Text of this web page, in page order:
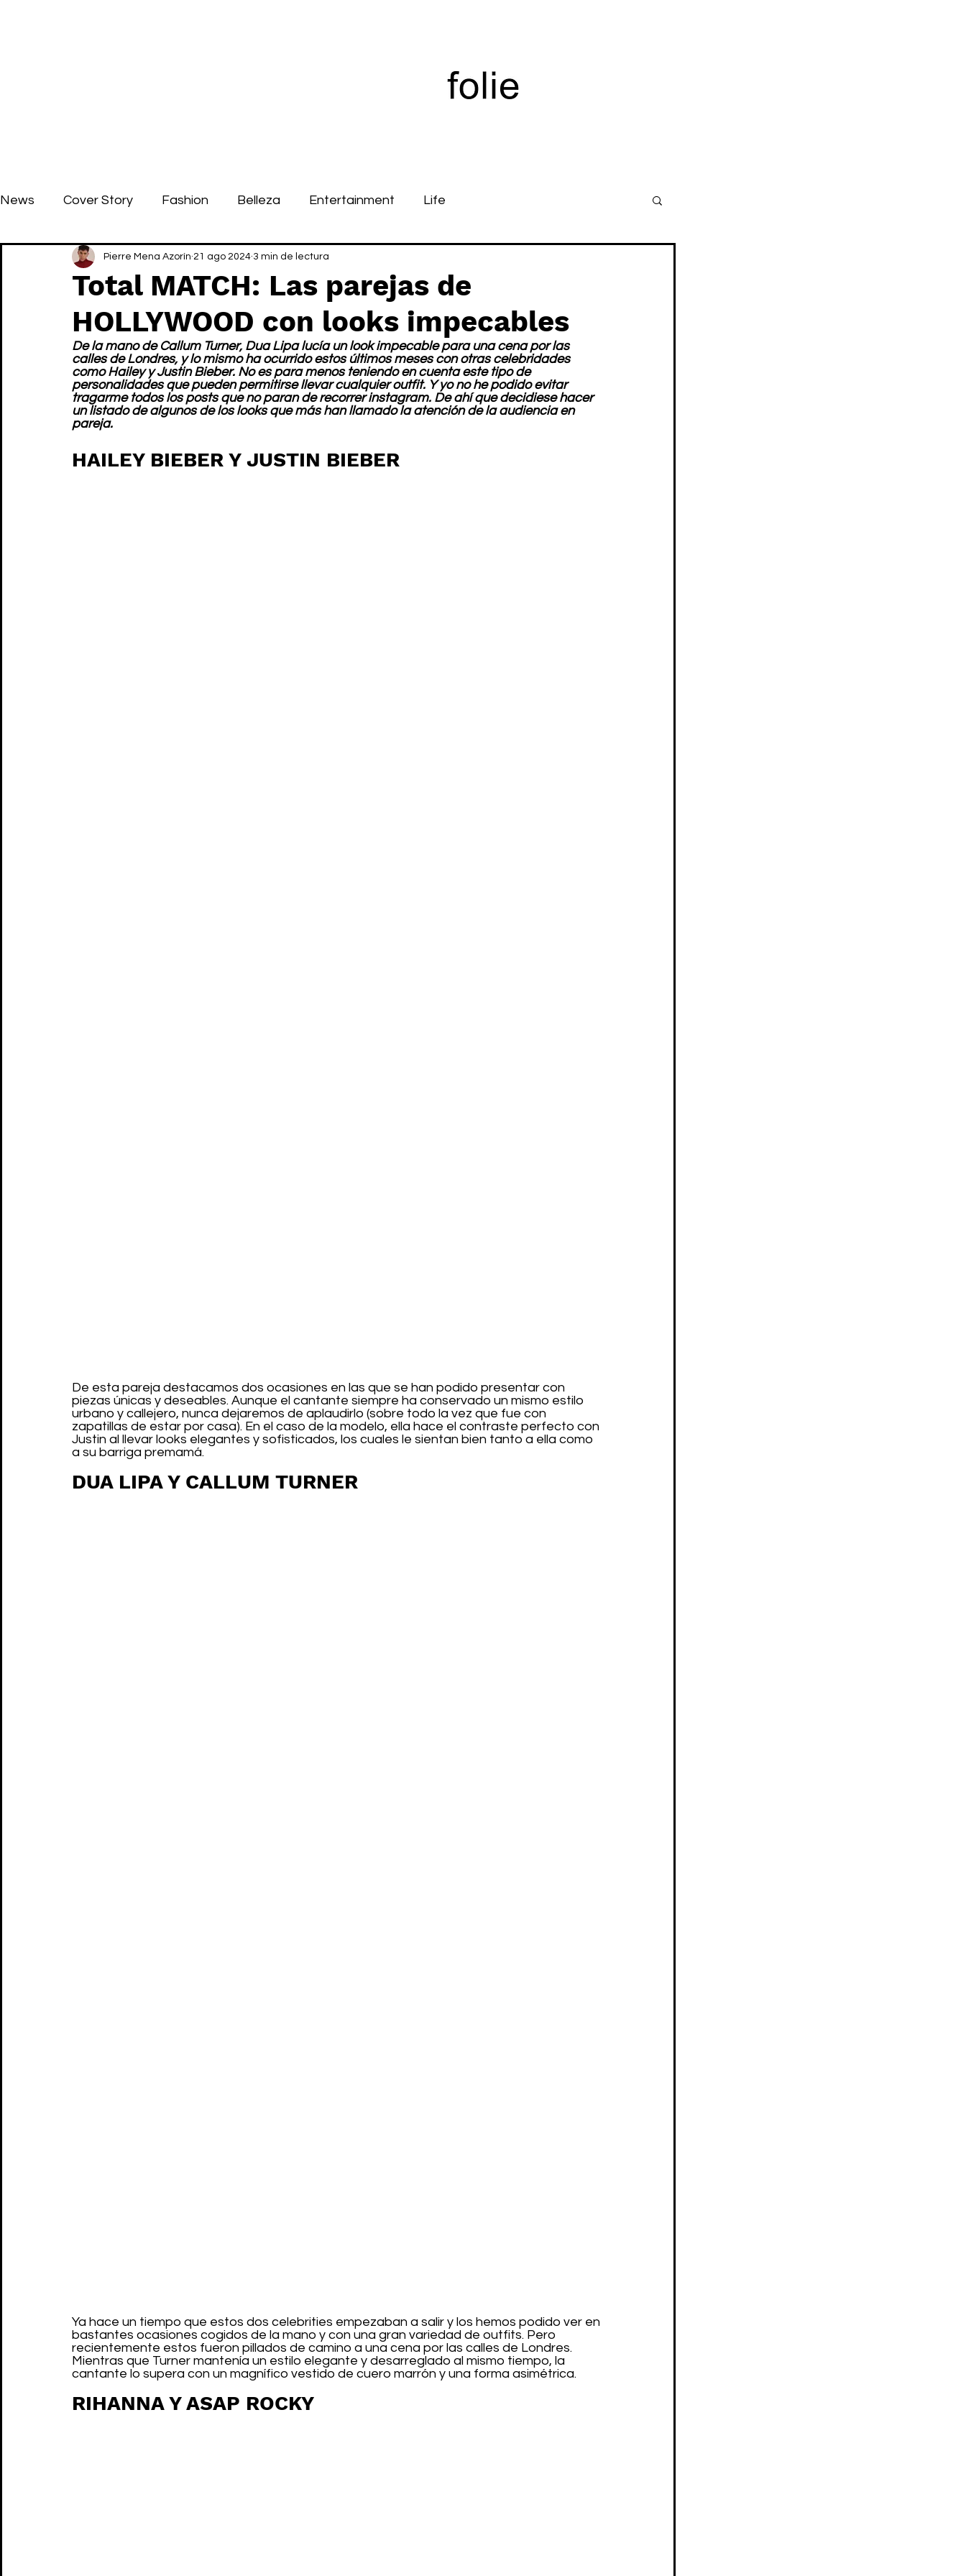
News Cover Story Fashion Belleza Entertainment Life
Total MATCH: Las parejas de
HOLLYWOOD con looks impecables
Pierre Mena Azorín 21 ago 2024 3 min de lectura
De la mano de Callum Turner, Dua Lipa lucía un look impecable para una cena por las
calles de Londres, y lo mismo ha ocurrido estos últimos meses con otras celebridades
como Hailey y Justin Bieber. No es para menos teniendo en cuenta este tipo de
personalidades que pueden permitirse llevar cualquier outfit. Y yo no he podido evitar
tragarme todos los posts que no paran de recorrer instagram. De ahí que decidiese hacer
un listado de algunos de los looks que más han llamado la atención de la audiencia en
pareja.
HAILEY BIEBER Y JUSTIN BIEBER
De esta pareja destacamos dos ocasiones en las que se han podido presentar con
piezas únicas y deseables. Aunque el cantante siempre ha conservado un mismo estilo
urbano y callejero, nunca dejaremos de aplaudirlo (sobre todo la vez que fue con
zapatillas de estar por casa). En el caso de la modelo, ella hace el contraste perfecto con
Justin al llevar looks elegantes y sofisticados, los cuales le sientan bien tanto a ella como
a su barriga premamá.
DUA LIPA Y CALLUM TURNER
Ya hace un tiempo que estos dos celebrities empezaban a salir y los hemos podido ver en
bastantes ocasiones cogidos de la mano y con una gran variedad de outfits. Pero
recientemente estos fueron pillados de camino a una cena por las calles de Londres.
Mientras que Turner mantenía un estilo elegante y desarreglado al mismo tiempo, la
cantante lo supera con un magnífico vestido de cuero marrón y una forma asimétrica.
RIHANNA Y ASAP ROCKY